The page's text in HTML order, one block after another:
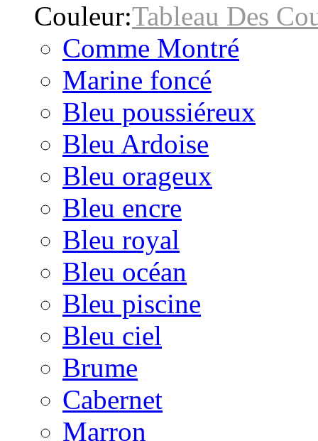
Couleur:Tableau Des
Comme Montré
Marine foncé
Bleu poussiéreux
Bleu Ardoise
Bleu orageux
Bleu encre
Bleu royal
Bleu océan
Bleu piscine
Bleu ciel
Brume
Cabernet
Marron